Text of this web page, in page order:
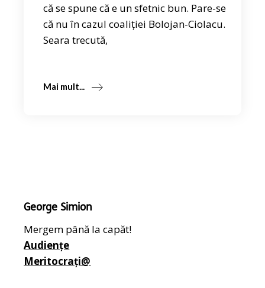
că se spune că e un sfetnic bun. Pare-se
că nu în cazul coaliției Bolojan-Ciolacu.
Seara trecută,
Mai mult...
George Simion
Mergem până la capăt!
Audiențe
Meritocrați@